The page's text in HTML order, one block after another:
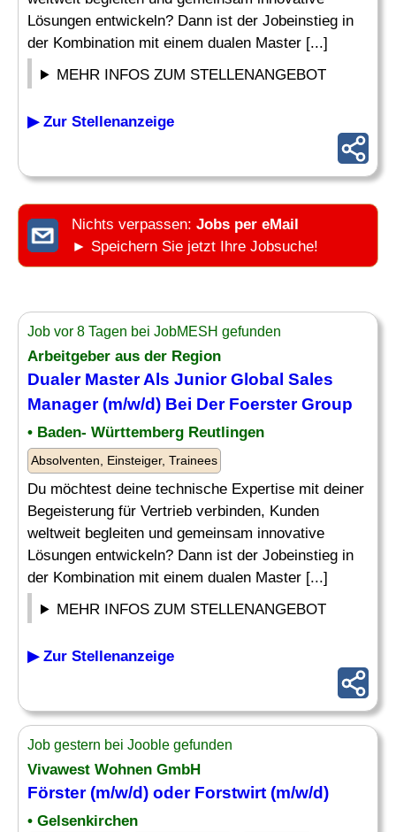
Lösungen entwickeln? Dann ist der Jobeinstieg in
der Kombination mit einem dualen Master [...]
MEHR INFOS ZUM STELLENANGEBOT
▶ Zur Stellenanzeige
Nichts verpassen: Jobs per eMail
► Speichern Sie jetzt Ihre Jobsuche!
Job vor 8 Tagen bei JobMESH gefunden
Arbeitgeber aus der Region
Dualer Master Als Junior Global Sales
Manager (m/w/d) Bei Der Foerster Group
• Baden- Württemberg Reutlingen
Absolventen, Einsteiger, Trainees
Du möchtest deine technische Expertise mit deiner
Begeisterung für Vertrieb verbinden, Kunden
weltweit begleiten und gemeinsam innovative
Lösungen entwickeln? Dann ist der Jobeinstieg in
der Kombination mit einem dualen Master [...]
MEHR INFOS ZUM STELLENANGEBOT
▶ Zur Stellenanzeige
Job gestern bei Jooble gefunden
Vivawest Wohnen GmbH
Förster(m/w/d) oder Forstwirt (m/w/d)
• Gelsenkirchen